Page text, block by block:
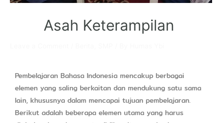
Asah Keterampilan
Pembelajaran Bahasa Indonesia mencakup berbagai
elemen yang saling berkaitan dan mendukung satu sama
lain, khususnya dalam mencapai tujuan pembelajaran.
Berikut adalah beberapa elemen utama yang harus